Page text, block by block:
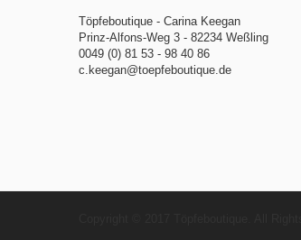
Töpfeboutique - Carina Keegan
Prinz-Alfons-Weg 3 - 82234 Weßling
0049 (0) 81 53 - 98 40 86
c.keegan@toepfeboutique.de